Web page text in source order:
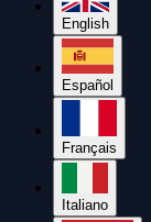
English
Español
Français
Italiano